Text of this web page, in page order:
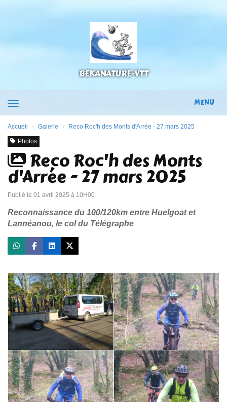
BEKANATURE-VTT
MENU
Accueil Galerie Reco Roc'h des Monts d'Arrée - 27 mars 2025
Photos
Reco Roc'h des Monts
d'Arrée - 27 mars 2025
Publié le 01 avril 2025 à 10H00
Reconnaissance du 100/120km entre Huelgoat et
Lannéanou, le col du Télégraphe